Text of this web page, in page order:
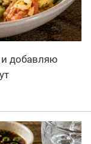
добавляю